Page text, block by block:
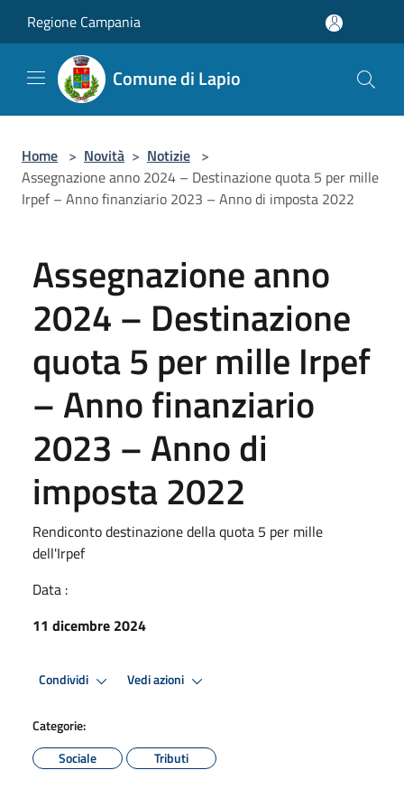
Regione Campania
Comune di Lapio
Home > Novità > Notizie >
Assegnazione anno 2024 – Destinazione quota 5 per mille
Irpef – Anno finanziario 2023 – Anno di imposta 2022
Assegnazione anno
2024 – Destinazione
quota 5 per mille Irpef
– Anno finanziario
2023 – Anno di
imposta 2022
Rendiconto destinazione della quota 5 per mille
dell'Irpef
Data :
11 dicembre 2024
Condividi Vedi azioni
Categorie:
Sociale
Tributi